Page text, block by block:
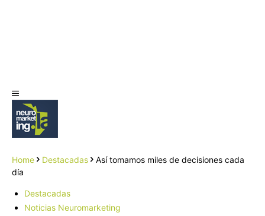
Home Destacadas
Así tomamos miles de decisiones cada
día
Destacadas
Noticias Neuromarketing